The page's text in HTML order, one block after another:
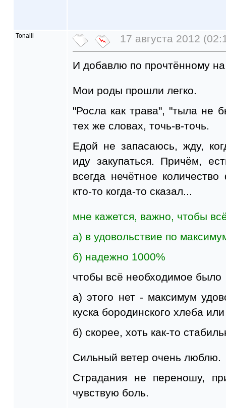
Tonalli 17 августа 2012
И добавлю по прочтённому
Мои роды прошли легко.
"Росла как трава", "тыла не
тех же словах, точь-в-точь.
Едой не запасаюсь, жду,
иду закупаться. Причём,
всегда нечётное
кто-то когда-то сказал...
мне кажется, важно, чтобы
а) в удовольствие по
б) надежно 1000%
чтобы всё необходимое было
а) этого нет - максимум
куска бородинского хлеба
б) скорее, хоть как-то
Сильный ветер очень люблю.
Страдания не переношу,
чувствую боль.